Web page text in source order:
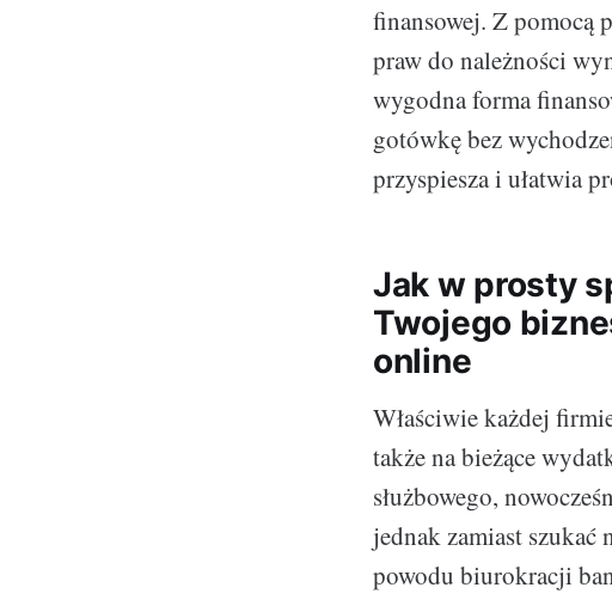
finansowej. Z pomocą
praw do należności
wygodna forma
gotówkę bez
przyspiesza i ułatwia
Jak w prosty
Twojego
online
Właściwie każdej
także na bieżące
służbowego,
jednak zamiast szukać
powodu biurokracji